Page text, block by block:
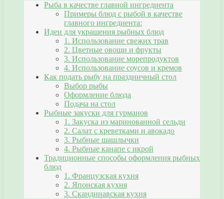
Рыба в качестве главной ингредиента
Примеры блюд с рыбой в качестве
главного ингредиента:
Идеи для украшения рыбных блюд
1. Использование свежих трав
2. Цветные овощи и фрукты
3. Использование морепродуктов
4. Использование соусов и кремов
Как подать рыбу на праздничный стол
Выбор рыбы
Оформление блюда
Подача на стол
Рыбные закуски для гурманов
1. Закуска из маринованной сельди
2. Салат с креветками и авокадо
3. Рыбные шашлычки
4. Рыбные канапе с икрой
Традиционные способы оформления рыбных
блюд
1. Французская кухня
2. Японская кухня
3. Скандинавская кухня